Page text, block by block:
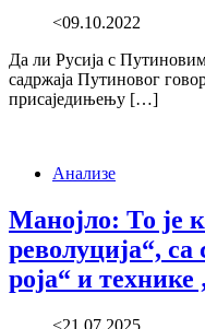
<09.10.2022
Да ли Русија с
садржаја Путиновог
присаједињењу […]
Анализе
Манојло: То је
револуција“,
роја“ и технике
<21.07.2025